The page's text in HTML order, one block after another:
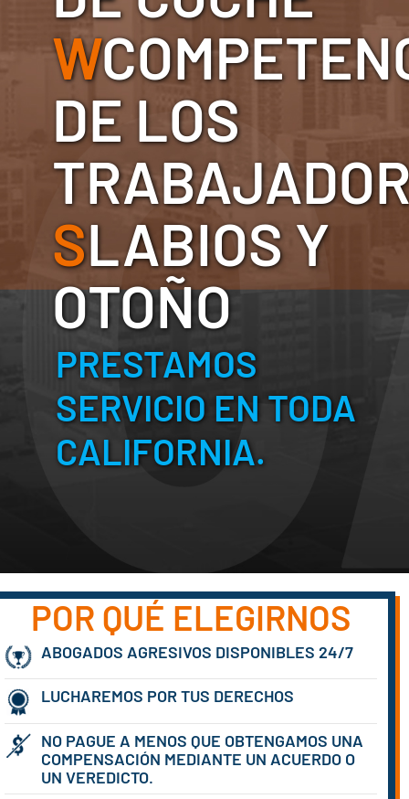
W
DE LOS
SLABIOS Y
OTOÑO
PRESTAMOS
SERVICIO EN TODA
CALIFORNIA.
POR QUÉ ELEGIRNOS
ABOGADOS AGRESIVOS DISPONIBLES 24/7
LUCHAREMOS POR TUS DERECHOS
NO PAGUE A MENOS QUE OBTENGAMOS UNA
COMPENSACIÓN MEDIANTE UN ACUERDO O
UN VEREDICTO.